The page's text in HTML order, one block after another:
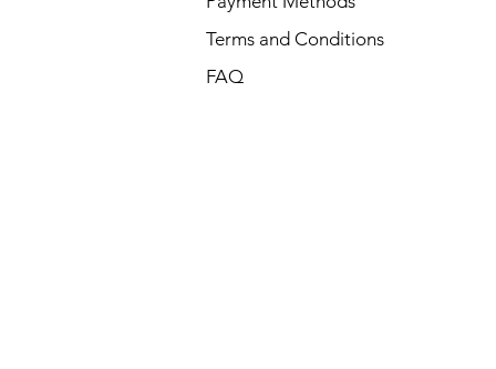
Terms and Conditions
FAQ